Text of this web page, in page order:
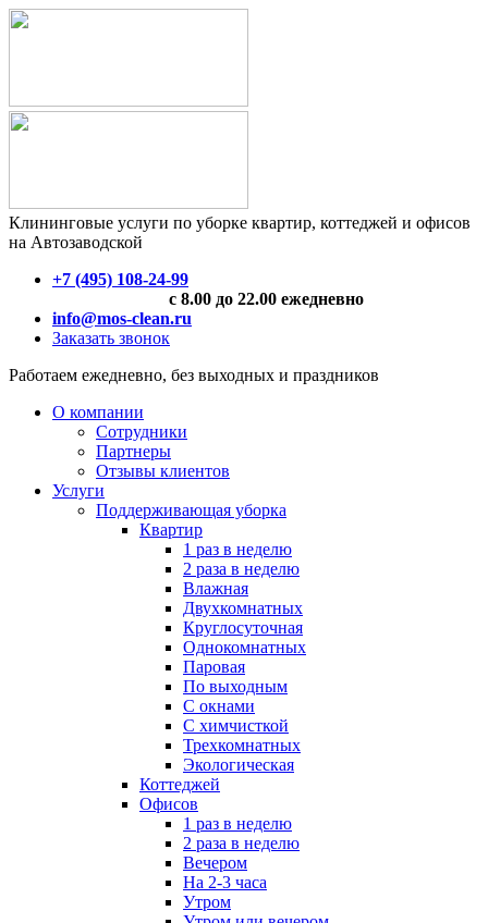
Клининговые услуги по уборке квартир, коттеджей и офисов
на Автозаводской
+7 (495) 108-24-99
с 8.00 до 22.00 ежедневно
info@mos-clean.ru
Заказать звонок
Работаем ежедневно, без выходных и праздников
О компании
Сотрудники
Партнеры
Отзывы клиентов
Услуги
Поддерживающая уборка
Квартир
1 раз в неделю
2 раза в неделю
Влажная
Двухкомнатных
Круглосуточная
Однокомнатных
Паровая
По выходным
С окнами
С химчисткой
Трехкомнатных
Экологическая
Коттеджей
Офисов
1 раз в неделю
2 раза в неделю
Вечером
На 2-3 часа
Утром